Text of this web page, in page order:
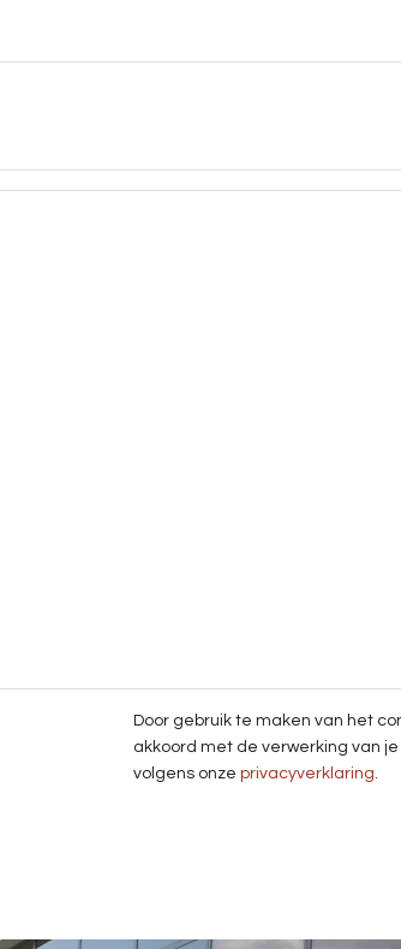
Door gebruik te maken van het
akkoord met de verwerking van
volgens onze privacyverklaring.